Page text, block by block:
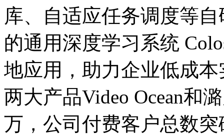
库、自适应任务调度等
的通用深度学习系统
地应用，助力企业低成
两大产品Video Ocean和
万，公司付费客户总数